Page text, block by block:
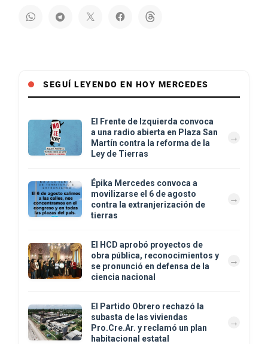
SEGUÍ LEYENDO EN HOY MERCEDES
El Frente de Izquierda convoca
a una radio abierta en Plaza San
Martín contra la reforma de la
Ley de Tierras
Épika Mercedes convoca a
movilizarse el 6 de agosto
contra la extranjerización de
tierras
El HCD aprobó proyectos de
obra pública, reconocimientos y
se pronunció en defensa de la
ciencia nacional
El Partido Obrero rechazó la
subasta de las viviendas
Pro.Cre.Ar. y reclamó un plan
habitacional estatal